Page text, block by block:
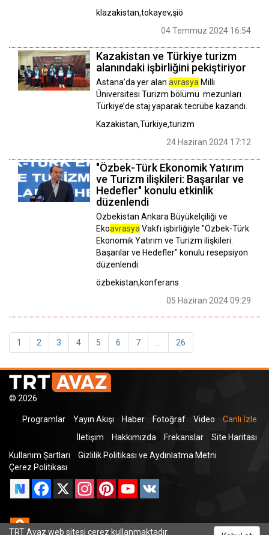
klazakistan,tokayev,şiö
04 Temmuz 2024 16:54
Kazakistan ve Türkiye turizm
alanındaki işbirliğini pekiştiriyor
Astana’da yer alan avrasya Milli
Üniversitesi Turizm bölümü mezunları
Türkiye’de staj yaparak tecrübe kazandı.
Kazakistan,Türkiye,turizm
24 Haziran 2024 17:12
"Özbek-Türk Ekonomik Yatırım
ve Turizm ilişkileri: Başarılar ve
Hedefler" konulu etkinlik
düzenlendi
Özbekistan Ankara Büyükelçiliği ve
Ekoavrasya Vakfı işbirliğiyle "Özbek-Türk
Ekonomik Yatırım ve Turizm ilişkileri:
Başarılar ve Hedefler" konulu resepsiyon
düzenlendi.
özbekistan,konferans
05 Haziran 2024 09:29
1 2 3 4 5 6 7 26
© 2026
Programlar Yayın Akışı Haber Fotoğraf Video
Canlı İzle
İletişim
Hakkımızda Frekanslar
Site Haritası
Kullanım Şartları
Gizlilik Politikası ve Aydınlatma Metni
Çerez Politikası
Facebook
X InstagramPinterestYouTube
Odnoklassniki
TRT Avaz web sitesi çerez kullanmaktadır.